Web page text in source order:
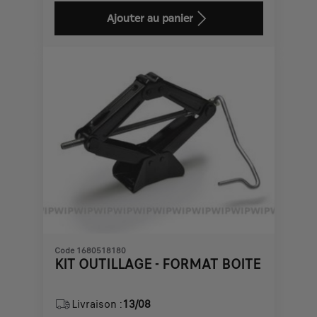
42,00
to:
Ajouter au panier
Code 1680518180
KIT OUTILLAGE - FORMAT BOITE
Livraison :13/08